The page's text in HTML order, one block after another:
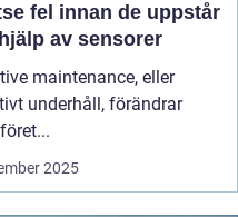
fel innan de uppstår
av sensorer
maintenance, eller
underhåll, förändrar
2025